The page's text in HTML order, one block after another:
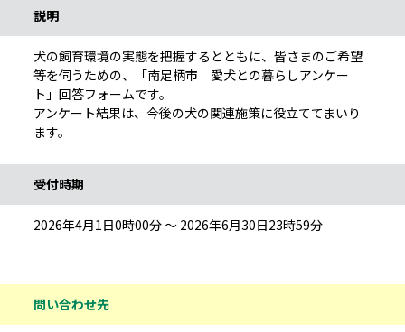
説明
犬の飼育環境の実態を把握するとともに、皆さまのご希望
等を伺うための、「南足柄市 愛犬との暮らしアンケー
ト」回答フォームです。
アンケート結果は、今後の犬の関連施策に役立ててまいり
ます。
受付時期
2026年4月1日0時00分 ～ 2026年6月30日23時59分
問い合わせ先